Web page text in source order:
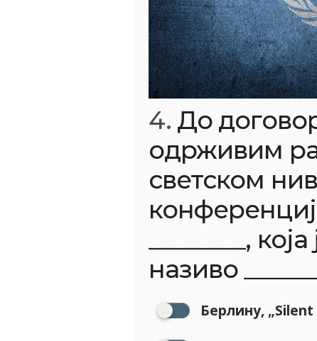
4. До
одрживим
светском
________,
називо
Берлину,